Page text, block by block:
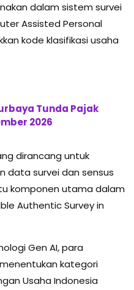
dalam sistem survei
Assisted Personal
kode klasifikasi usaha
Tunda Pajak
2026
dirancang untuk
data survei dan sensus
komponen utama dalam
Authentic Survey in
Gen AI, para
kategori
Usaha Indonesia